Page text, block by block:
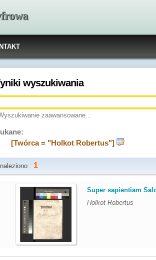
wyszukiwania
zaawansowane...
[Twórca = "Holkot Robertus"]
: 1
Super sapientiam
Holkot Robertus